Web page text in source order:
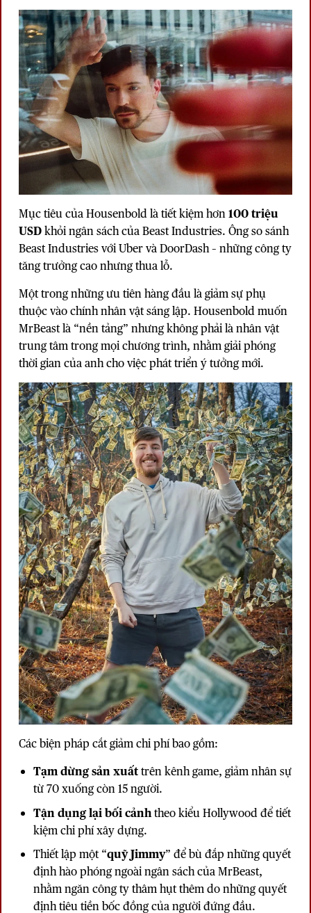
Mục tiêu của Housenbold là tiết kiệm hơn100 triệu
USDkhỏi ngân sách của Beast Industries. Ông so sánh
Beast Industries với Uber vàDoorDash– những công ty
tăng trưởng cao nhưng thua lỗ.
Một trong những ưu tiên hàng đầu là giảm sự phụ
thuộc vào chính nhân vật sáng lập. Housenbold muốn
MrBeast là “nền tảng” nhưng không phải là nhân vật
trung tâm trong mọi chương trình, nhằm giải phóng
thời gian của anh cho việc phát triển ý tưởng mới.
Các biện pháp cắt giảm chi phí bao gồm:
Tạm dừng sản xuấttrên kênh game, giảm nhân sự
từ 70 xuống còn 15 người.
Tận dụng lại bối cảnhtheo kiểu Hollywood để tiết
kiệm chi phí xây dựng.
Thiết lập một “quỹ Jimmy” để bù đắp những quyết
định hào phóng ngoài ngân sách của MrBeast,
nhằm ngăn công ty thâm hụt thêm do những quyết
định tiêu tiền bốc đồng của người đứng đầu.